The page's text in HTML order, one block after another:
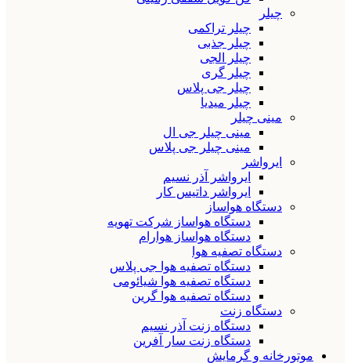
چیلر
چیلر تراکمی
چیلر جذبی
چیلر الجی
چیلر گری
چیلر جی پلاس
چیلر میدیا
مینی چیلر
مینی چیلر جی ال
مینی چیلر جی پلاس
ایرواشر
ایرواشر آذر نسیم
ایرواشر داتیس کار
دستگاه هواساز
دستگاه هواساز شرکت تهویه
دستگاه هواساز هوارام
دستگاه تصفیه هوا
دستگاه تصفیه هوا جی پلاس
دستگاه تصفیه هوا شیائومی
دستگاه تصفیه هوا گرین
دستگاه زنت
دستگاه زنت آذر نسیم
دستگاه زنت سار آفرین
موتورخانه و گرمایش